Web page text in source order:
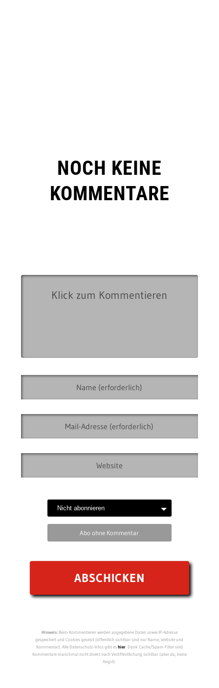
NOCH KEINE
KOMMENTARE
Abo ohne Kommentar
Hinweis:Beim Kommentieren werden angegebene Daten sowie IP-Adresse
gespeichert und Cookies gesetzt (öffentlich sichtbar sind nur Name, Website und
Kommentar). Alle Datenschutz-Infos gibt eshier. Dank Cache/Spam-Filter sind
Kommentare manchmal nicht direkt nach Veröffentlichung sichtbar (aber da, keine
Angst).